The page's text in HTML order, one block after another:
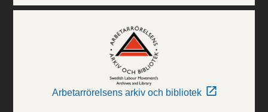
Arbetarrörelsens arkiv och bibliotek